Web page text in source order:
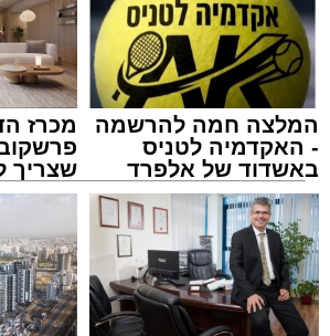
מעגלים
מנהל האתר / 20:31 06.08.26
המלצה חמה להרשמה
- האקדמיה לטניס
באשדוד של אלפרד
קריאולנסקי - לילדים
מכרז
שצריך